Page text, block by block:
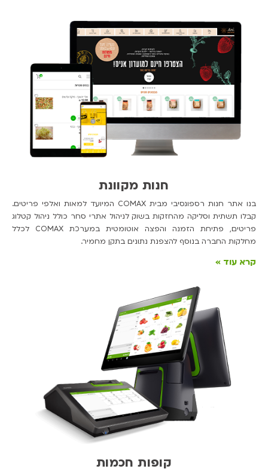
חנות מקוונת
בנו אתר חנות רספונסיבי מבית COMAX המיועד למאות ואלפי פריטים.
קבלו תשתית וסליקה מהחזקות בשוק לניהול אתרי סחר כולל ניהול קטלוג
פריטים, פתיחת הזמנה והפצה אוטומטית במערכת COMAX לכלל
מחלקות החברה בנוסף להצפנת נתונים בתקן מחמיר.
קרא עוד »
קופות חכמות